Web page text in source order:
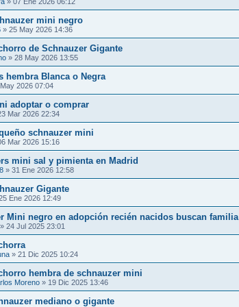
mini negro
» 25 May 2026 14:36
de Schnauzer Gigante
» 28 May 2026 13:55
hembra Blanca o Negra
2026 07:04
adoptar o comprar
Mar 2026 22:34
schnauzer mini
Mar 2026 15:16
mini sal y pimienta en Madrid
» 31 Ene 2026 12:58
Gigante
Ene 2026 12:49
Mini negro en adopción recién nacidos buscan familia
» 24 Jul 2025 23:01
» 21 Dic 2025 10:24
hembra de schnauzer mini
Moreno » 19 Dic 2025 13:46
mediano o gigante